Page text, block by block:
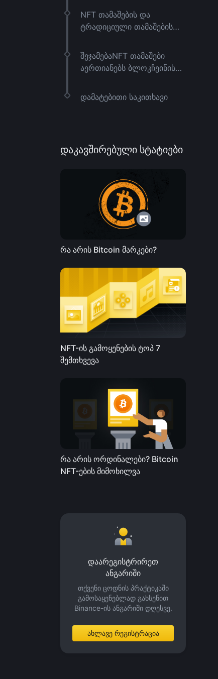
NFT თამაშების და
ტრადიციული თამაშების
შეჯამებაNFT თამაშები
აერთიანებს ბლოკჩეინის
პროცესს, რაც მოთამაშეებს
აძლევს NFT-ების სახით
მეშვეობით ვაჭრობის
მრავალ თამაშის მოდელს,
ტოკენის სტანდარტს და
ბლოკჩეინს, თითოეული
მათგანი დაკავშირებულია
და რისკებთან.
მოთამაშე ყურადღებით
უნდა გაეცნოს თამაშის
წესებს და პოტენციურ
ფინანსურ საფრთხეებს.
დამატებითი საკითხავი
დაკავშირებული სტატიები
რა არის Bitcoin მარკები?
NFT-ის გამოყენების ტოპ 7
შემთხვევა
რა არის ორდინალები? Bitcoin
NFT-ების მიმოხილვა
დაარეგისტრირეთ
ანგარიში
თქვენი ცოდნის პრაქტიკაში
გამოსაყენებლად გახსენით
Binance-ის ანგარიში დღესვე.
ახლავე რეგისტრაცია